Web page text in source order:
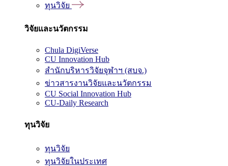
ทุนวิจัย
วิจัยและนวัตกรรม
Chula DigiVerse
CU Innovation Hub
สำนักบริหารวิจัยจุฬาฯ (สบจ.)
ข่าวสารงานวิจัยและนวัตกรรม
CU Social Innovation Hub
CU-Daily Research
ทุนวิจัย
ทุนวิจัย
ทุนวิจัยในประเทศ